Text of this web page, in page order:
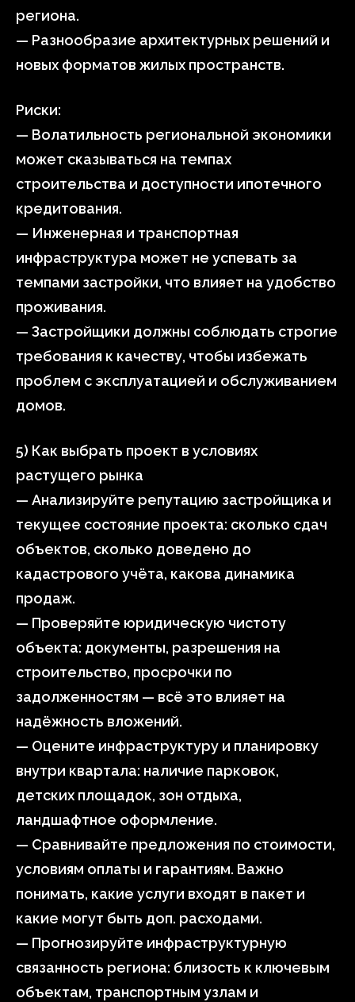
региона.
— Разнообразие архитектурных решений и
новых форматов жилых пространств.
Риски:
— Волатильность региональной экономики
может сказываться на темпах
строительства и доступности ипотечного
кредитования.
— Инженерная и транспортная
инфраструктура может не успевать за
темпами застройки, что влияет на удобство
проживания.
— Застройщики должны соблюдать строгие
требования к качеству, чтобы избежать
проблем с эксплуатацией и обслуживанием
домов.
5) Как выбрать проект в условиях
растущего рынка
— Анализируйте репутацию застройщика и
текущее состояние проекта: сколько сдач
объектов, сколько доведено до
кадастрового учёта, какова динамика
продаж.
— Проверяйте юридическую чистоту
объекта: документы, разрешения на
строительство, просрочки по
задолженностям — всё это влияет на
надёжность вложений.
— Оцените инфраструктуру и планировку
внутри квартала: наличие парковок,
детских площадок, зон отдыха,
ландшафтное оформление.
— Сравнивайте предложения по стоимости,
условиям оплаты и гарантиям. Важно
понимать, какие услуги входят в пакет и
какие могут быть доп. расходами.
— Прогнозируйте инфраструктурную
связанность региона: близость к ключевым
объектам, транспортным узлам и